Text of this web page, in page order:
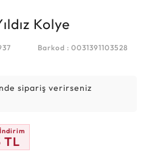
Kolye
Barkod : 0031391103528
sipariş verirseniz
TL